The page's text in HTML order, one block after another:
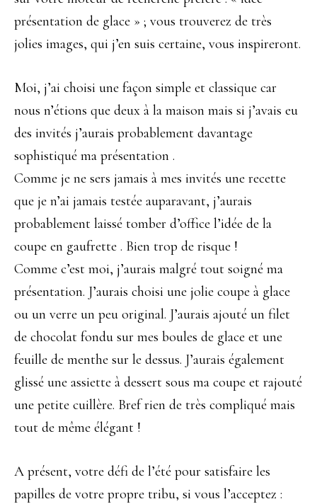
présentation de glace » ; vous trouverez de très
jolies images, qui j’en suis certaine, vous inspireront.
Moi, j’ai choisi une façon simple et classique car
nous n’étions que deux à la maison mais si j’avais eu
des invités j’aurais probablement davantage
sophistiqué ma présentation .
Comme je ne sers jamais à mes invités une recette
que je n’ai jamais testée auparavant, j’aurais
probablement laissé tomber d’office l’idée de la
coupe en gaufrette . Bien trop de risque !
Comme c’est moi, j’aurais malgré tout soigné ma
présentation. J’aurais choisi une jolie coupe à glace
ou un verre un peu original. J’aurais ajouté un filet
de chocolat fondu sur mes boules de glace et une
feuille de menthe sur le dessus. J’aurais également
glissé une assiette à dessert sous ma coupe et rajouté
une petite cuillère. Bref rien de très compliqué mais
tout de même élégant !
A présent, votre défi de l’été pour satisfaire les
papilles de votre propre tribu, si vous l’acceptez :